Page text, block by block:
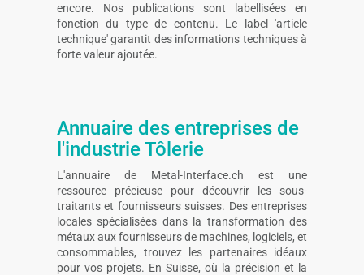
encore. Nos publications sont labellisées en
fonction du type de contenu. Le label 'article
technique' garantit des informations techniques à
forte valeur ajoutée.
Annuaire des entreprises de
l'industrie Tôlerie
L'annuaire de Metal-Interface.ch est une
ressource précieuse pour découvrir les sous-
traitants et fournisseurs suisses. Des entreprises
locales spécialisées dans la transformation des
métaux aux fournisseurs de machines, logiciels, et
consommables, trouvez les partenaires idéaux
pour vos projets. En Suisse, où la précision et la